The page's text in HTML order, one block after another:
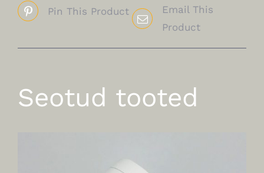
Pin This Product
Email This
Product
Seotud tooted